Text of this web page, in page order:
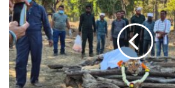
की
गौरवगाथा
की
एक
अमर
नायिका:
वरिष्ठ